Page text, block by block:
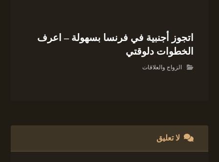
اتجوز أجنبية في فرنسا بسهولة – اعرف
الخطوات دلوقتي
الزواج والعلاقات
لا تعليق